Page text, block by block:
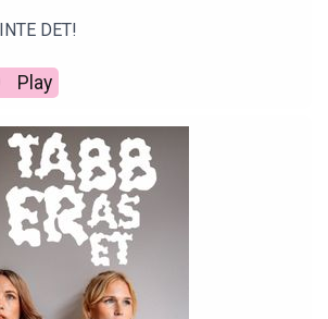
DET!
Play